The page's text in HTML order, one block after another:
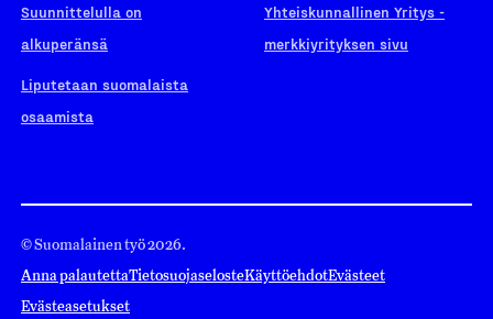
Suunnittelulla on
alkuperänsä
Liputetaan suomalaista
osaamista
Yhteiskunnallinen Yritys -
merkkiyrityksen sivu
© Suomalainen työ 2026.
Anna palautettaTietosuojaselosteKäyttöehdotEvästeet
Evästeasetukset